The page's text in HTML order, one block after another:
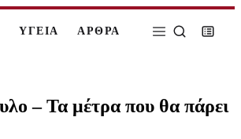
ΥΓΕΙΑ ΑΡΘΡΑ
– Τα μέτρα που θα πάρει